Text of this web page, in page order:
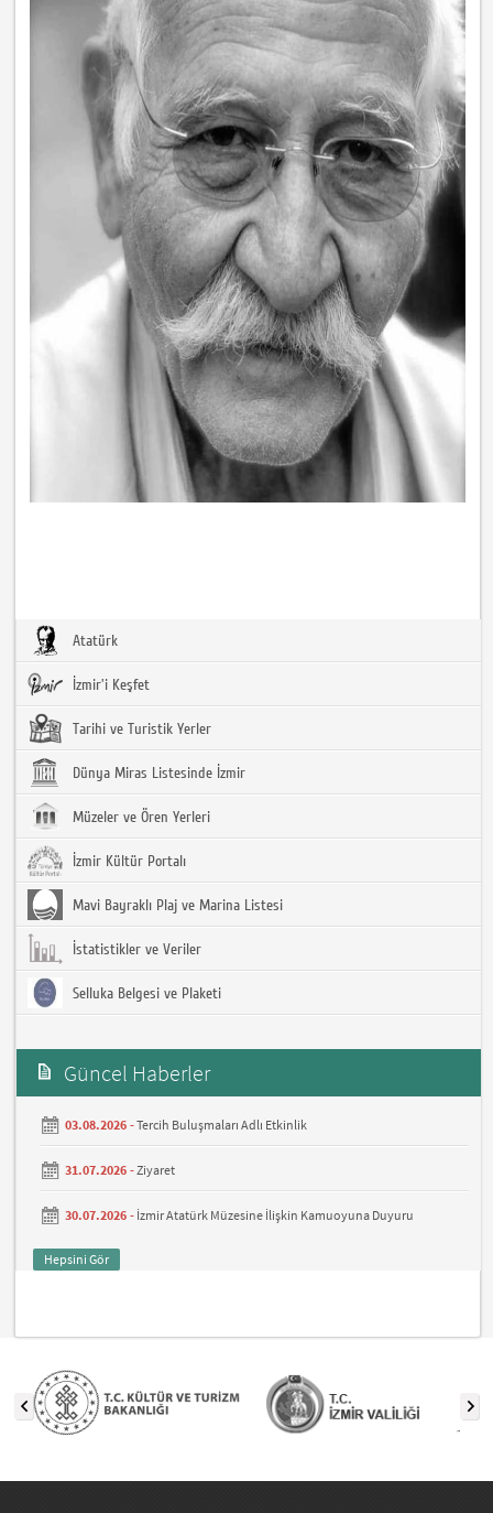
Atatürk
İzmir'i Keşfet
Tarihi ve Turistik Yerler
Dünya Miras Listesinde İzmir
Müzeler ve Ören Yerleri
İzmir Kültür Portalı
Mavi Bayraklı Plaj ve Marina Listesi
İstatistikler ve Veriler
Selluka Belgesi ve Plaketi
Güncel Haberler
03.08.2026 -Tercih Buluşmaları Adlı Etkinlik
31.07.2026 - Ziyaret
30.07.2026 - İzmir Atatürk Müzesine İlişkin Kamuoyuna Duyuru
Hepsini Gör